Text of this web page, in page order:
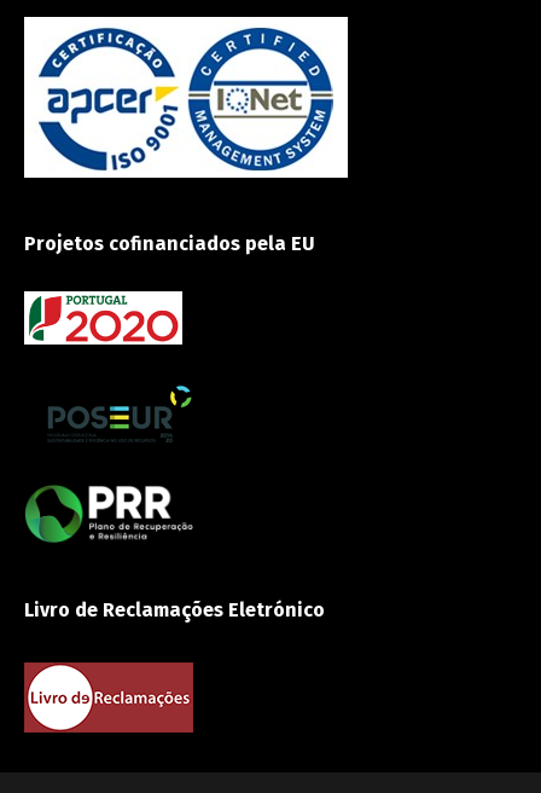
Projetos cofinanciados pela EU
Livro de Reclamações Eletrónico